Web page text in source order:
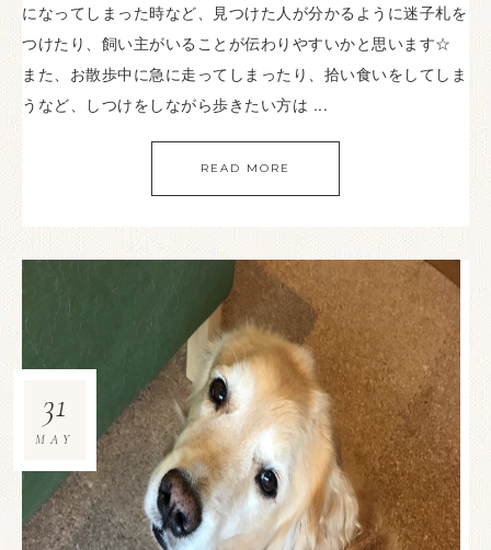
になってしまった時など、見つけた人が分かるように迷子札を
つけたり、飼い主がいることが伝わりやすいかと思います☆
また、お散歩中に急に走ってしまったり、拾い食いをしてしま
うなど、しつけをしながら歩きたい方は ...
READ MORE
31
MAY